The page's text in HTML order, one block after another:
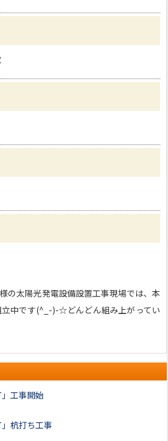
の太陽光発電設備設置工事現場では、本
立中です(^_-)-☆どんどん組み上がってい
」工事開始
」杭打ち工事